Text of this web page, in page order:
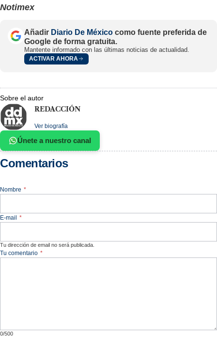
Notimex
Añadir Diario De México como fuente preferida de
Google de forma gratuita.
Mantente informado con las últimas noticias de actualidad.
ACTIVAR AHORA
Sobre el autor
REDACCIÓN
Ver biografía
Únete a nuestro canal
Comentarios
Nombre *
E-mail *
Tu dirección de email no será publicada.
Tu comentario *
0/500